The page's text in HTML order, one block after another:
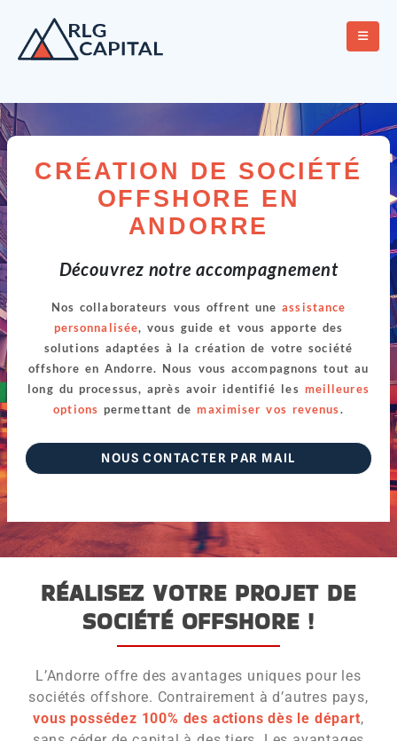
CRÉATION DE SOCIÉTÉ
OFFSHORE EN
ANDORRE
Découvrez notre accompagnement
Nos collaborateurs vous offrent uneassistance
personnalisée, vous guide et vous apporte des
solutions adaptées à la création de votre société
offshore en Andorre. Nous vous accompagnons tout au
long du processus, après avoir identifié les meilleures
options permettant demaximiser vos revenus.
NOUS CONTACTER PAR MAIL
RÉALISEZ VOTRE PROJET DE
SOCIÉTÉ OFFSHORE !
L’Andorre offre des avantages uniques pour les
sociétés offshore. Contrairement à d’autres pays,
vous possédez 100% des actions dès le départ,